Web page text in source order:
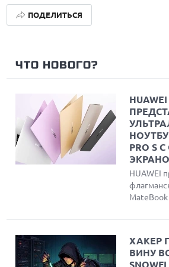
ПОДЕЛИТЬСЯ
ЧТО НОВОГО?
HUAWEI
PRO S С
HUAWEI
MateBook
весом 798
ХАКЕР
ВИНУ